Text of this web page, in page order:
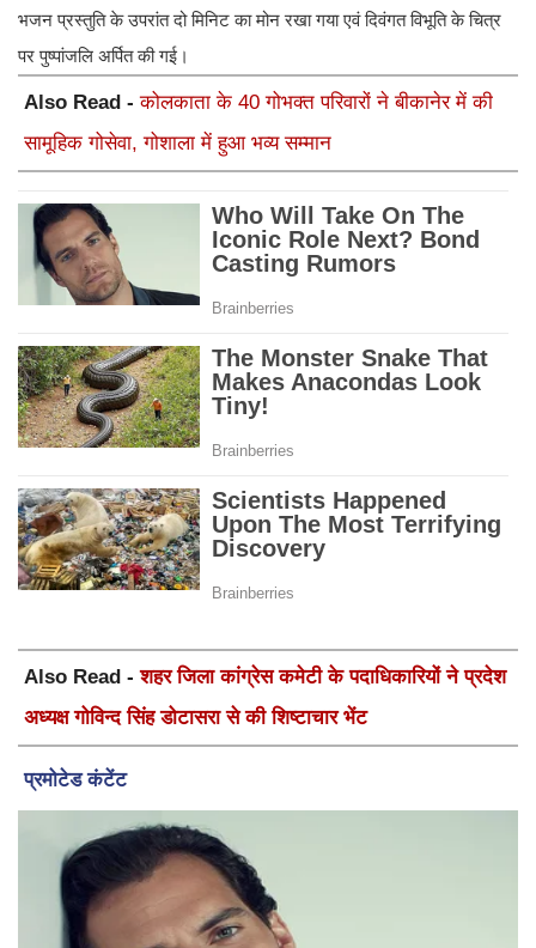
भजन प्रस्तुति के उपरांत दो मिनिट का मोन रखा गया एवं दिवंगत विभूति के चित्र
पर पुष्पांजलि अर्पित की गई।
Also Read -कोलकाता के 40 गोभक्त परिवारों ने बीकानेर में की
सामूहिक गोसेवा, गोशाला में हुआ भव्य सम्मान
Also Read -शहर जिला कांग्रेस कमेटी के पदाधिकारियों ने प्रदेश
अध्यक्ष गोविन्द सिंह डोटासरा से की शिष्टाचार भेंट